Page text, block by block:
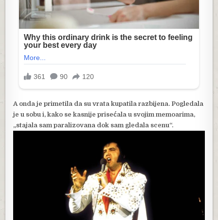
A onda je primetila da su vrata kupatila razbijena. Pogledala
je u sobu i, kako se kasnije prisećala u svojim memoarima,
„stajala sam paralizovana dok sam gledala scenu“.